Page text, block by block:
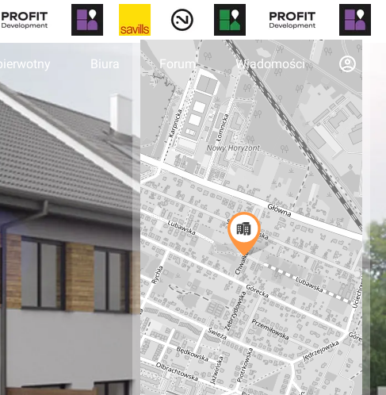
Biura Forum Wiadomości